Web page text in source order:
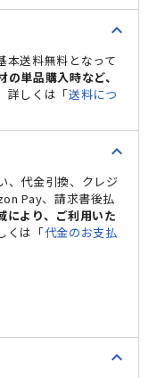
expand_less
本送料無料となって
単品購入時など、
詳しくは「送料につ
expand_less
、代金引換、クレジ
Pay、請求書後払
により、ご利用いた
くは「代金のお支払
expand_less